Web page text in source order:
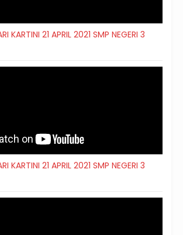
KARTINI 21 APRIL 2021 SMP NEGERI 3
KARTINI 21 APRIL 2021 SMP NEGERI 3